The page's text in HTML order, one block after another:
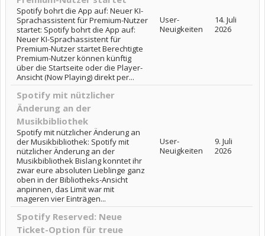
Spotify bohrt die App auf: Neuer KI-
Sprachassistent für Premium-Nutzer
startet: Spotify bohrt die App auf:
Neuer KI-Sprachassistent für
Premium-Nutzer startet Berechtigte
Premium-Nutzer können künftig
über die Startseite oder die Player-
Ansicht (Now Playing) direkt per...
User-
Neuigkeiten
14. Juli
2026
Spotify mit nützlicher
Änderung an der
Musikbibliothek
Spotify mit nützlicher Änderung an
der Musikbibliothek: Spotify mit
nützlicher Änderung an der
Musikbibliothek Bislang konntet ihr
zwar eure absoluten Lieblinge ganz
oben in der Bibliotheks-Ansicht
anpinnen, das Limit war mit
mageren vier Einträgen...
User-
Neuigkeiten
9. Juli
2026
Spotify Reserved: Neue
Ticket-Option für treue